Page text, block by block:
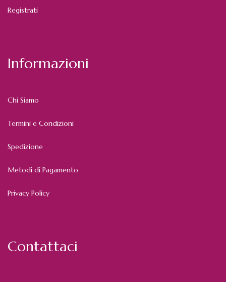
Registrati
Informazioni
Chi Siamo
Termini e Condizioni
Spedizione
Metodi di Pagamento
Privacy Policy
Contattaci